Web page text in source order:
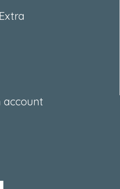
Extra
account